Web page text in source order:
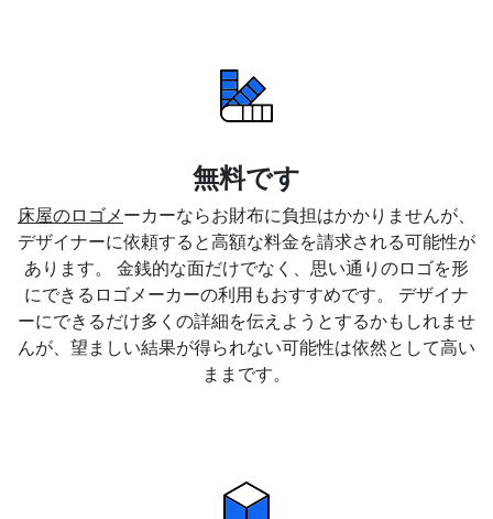
無料です
床屋のロゴメ ーカーならお財布に負担はかかりませんが、
デザイナーに依頼すると高額な料金を請求される可能性が
あります。 金銭的な面だけでなく、思い通りのロゴを形
にできるロゴメーカーの利用もおすすめです。 デザイナ
ーにできるだけ多くの詳細を伝えようとするかもしれませ
んが、望ましい結果が得られない可能性は依然として高い
ままです。